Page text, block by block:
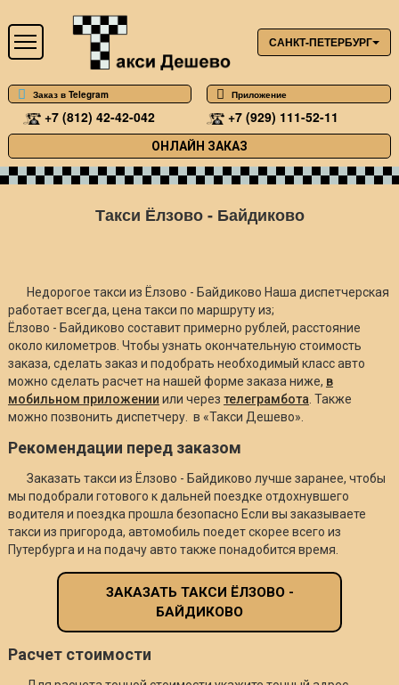
САНКТ-ПЕТЕРБУРГ
Заказ в Telegram Приложение
+7 (812) 42-42-042 +7 (929) 111-52-11
ОНЛАЙН ЗАКАЗ
Такси Ёлзово - Байдиково
Недорогое такси из Ёлзово - Байдиково Наша диспетчерская
работает всегда, цена такси по маршруту из;
Ёлзово - Байдиково составит примерно рублей, расстояние
около километров. Чтобы узнать окончательную стоимость
заказа, сделать заказ и подобрать необходимый класс авто
можно сделать расчет на нашей форме заказа ниже, в
мобильном приложении или через телеграмбота . Также
можно позвонить диспетчеру. в «Такси Дешево».
Рекомендации перед заказом
Заказать такси из Ёлзово - Байдиково лучше заранее, чтобы
мы подобрали готового к дальней поездке отдохнувшего
водителя и поездка прошла безопасно Если вы заказываете
такси из пригорода, автомобиль поедет скорее всего из
Путербурга и на подачу авто также понадобится время.
ЗАКАЗАТЬ ТАКСИ ЁЛЗОВО -
БАЙДИКОВО
Расчет стоимости